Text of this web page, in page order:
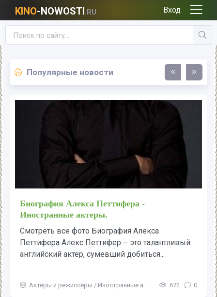
KINO-NOWOSTI.RU Вход
Популярные новости
Биография Алекса Петтифера -
Иностранные актеры.
Смотреть все фото Биография Алекса
Петтифера Алекс Петтифер – это талантливый
английский актер, сумевший добиться...
Актёры и режиссёры / Иностранные актеры 672 0